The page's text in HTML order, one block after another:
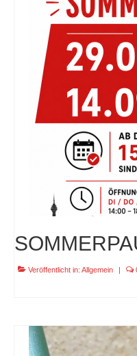
preistool
kalender
specials
tout terrain
urban arrow
impressum
Veröffentlicht in: Allgemein |